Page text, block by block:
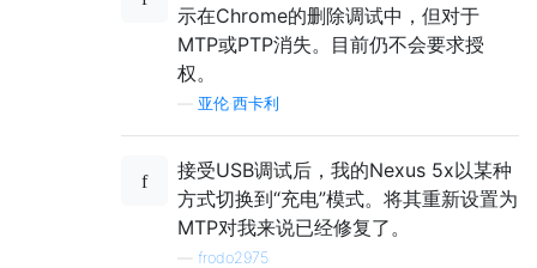
示在Chrome的删除调试中，但对于
MTP或PTP消失。目前仍不会要求授
权。
亚伦·西卡利
接受USB调试后，我的Nexus 5x以某种
方式切换到“充电”模式。将其重新设置为
MTP对我来说已经修复了。
frodo2975